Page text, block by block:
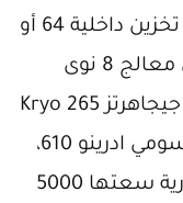
4 أو 6 جيجا رام بالإضافة إلى ذاكرة تخزين داخلية 64 أو
128 جيجا بايت، يحتوى الهاتف على معالج 8 نوى
4×2.4 جيجاهرتز Kryo 265 و 4×1.9 جيجاهرتز Kryo 265
فضي كما أنه يحتوى على معالج رسومي ادرينو 610،
تم تزويد هاتف Realme 9 4G وبطارية سعتها 5000